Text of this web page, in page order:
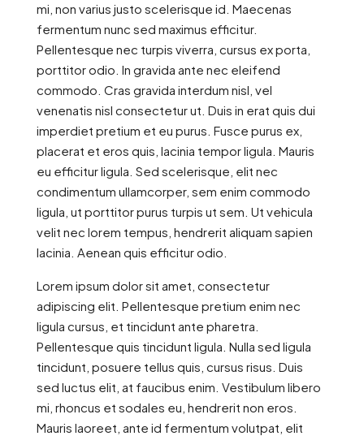
mi, non varius justo scelerisque id. Maecenas
fermentum nunc sed maximus efficitur.
Pellentesque nec turpis viverra, cursus ex porta,
porttitor odio. In gravida ante nec eleifend
commodo. Cras gravida interdum nisl, vel
venenatis nisl consectetur ut. Duis in erat quis dui
imperdiet pretium et eu purus. Fusce purus ex,
placerat et eros quis, lacinia tempor ligula. Mauris
eu efficitur ligula. Sed scelerisque, elit nec
condimentum ullamcorper, sem enim commodo
ligula, ut porttitor purus turpis ut sem. Ut vehicula
velit nec lorem tempus, hendrerit aliquam sapien
lacinia. Aenean quis efficitur odio.
Lorem ipsum dolor sit amet, consectetur
adipiscing elit. Pellentesque pretium enim nec
ligula cursus, et tincidunt ante pharetra.
Pellentesque quis tincidunt ligula. Nulla sed ligula
tincidunt, posuere tellus quis, cursus risus. Duis
sed luctus elit, at faucibus enim. Vestibulum libero
mi, rhoncus et sodales eu, hendrerit non eros.
Mauris laoreet, ante id fermentum volutpat, elit